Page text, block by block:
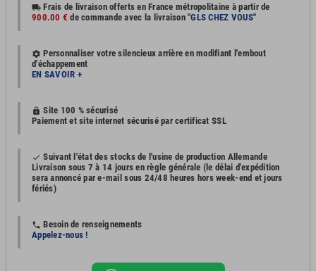
local_shipping Frais de livraison offerts en France métropolitaine à partir de
900.00 € de commande avec la livraison "GLS CHEZ VOUS"
settings Personnaliser votre silencieux arrière en modifiant l'embout
d'échappement
EN SAVOIR +
https Site 100 % sécurisé
Paiement et site internet sécurisé par certificat SSL
done Suivant l'état des stocks de l'usine de production Allemande
Livraison sous 7 à 14 jours en règle générale (le délai d'expédition
sera annoncé par e-mail sous 24/48 heures hors week-end et jours
fériés)
phone Besoin de renseignements
Appelez-nous !